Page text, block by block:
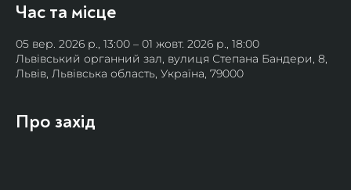
Час та місце
05 вер. 2026 р., 13:00 – 01 жовт. 2026 р., 18:00
Львівський органний зал, вулиця Степана Бандери, 8,
Львів, Львівська область, Україна, 79000
Про захід